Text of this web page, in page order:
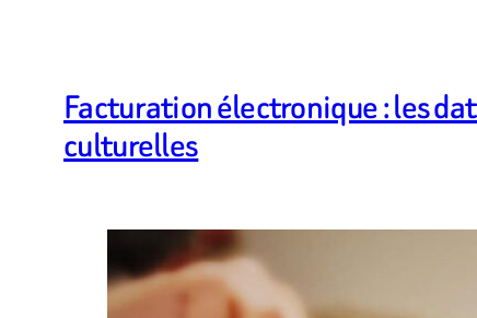
Facturation électronique : les
culturelles